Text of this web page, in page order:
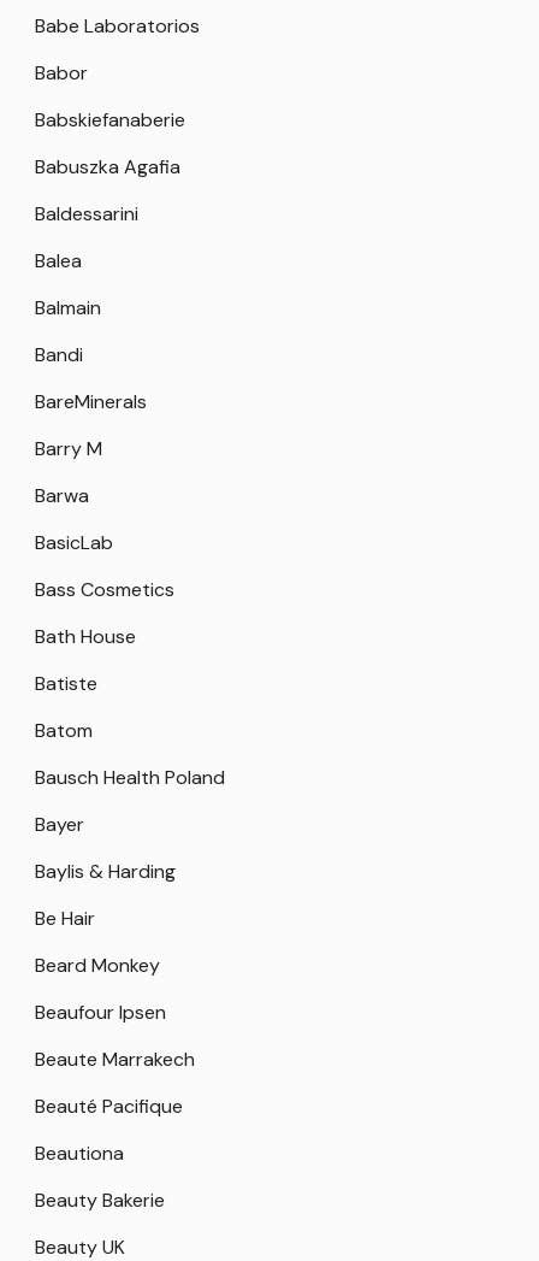
Babe Laboratorios
Babor
Babskiefanaberie
Babuszka Agafia
Baldessarini
Balea
Balmain
Bandi
BareMinerals
Barry M
Barwa
BasicLab
Bass Cosmetics
Bath House
Batiste
Batom
Bausch Health Poland
Bayer
Baylis & Harding
Be Hair
Beard Monkey
Beaufour Ipsen
Beaute Marrakech
Beauté Pacifique
Beautiona
Beauty Bakerie
Beauty UK